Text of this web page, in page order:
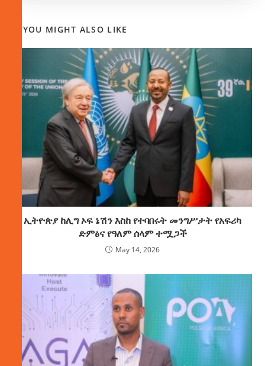
YOU MIGHT ALSO LIKE
ኢትዮጵያ ከሊግ ኦፍ ኔሽን እስከ የተባበሩት መንግሥታት የአፍሪካ
ድምፅና የዓለም ሰላም ተሟጋች
May 14, 2026